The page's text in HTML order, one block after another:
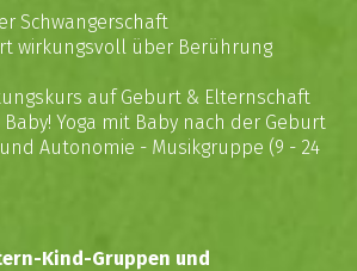
Schwangerschaft
wirkungsvoll über Berührung
auf Geburt & Elternschaft
Baby! Yoga mit Baby nach der Geburt
Autonomie - Musikgruppe (9 - 24
Kind-Gruppen und